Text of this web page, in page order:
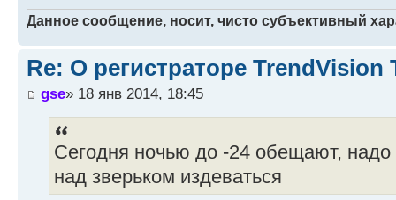
Данное сообщение, носит, чисто субъективный
Re: О регистраторе TrendVision
gse» 18 янв 2014, 18:45
Сегодня ночью до -24 обещают, надо
над зверьком издеваться